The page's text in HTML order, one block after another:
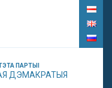
ПАРТЫІ
ДЭМАКРАТЫЯ